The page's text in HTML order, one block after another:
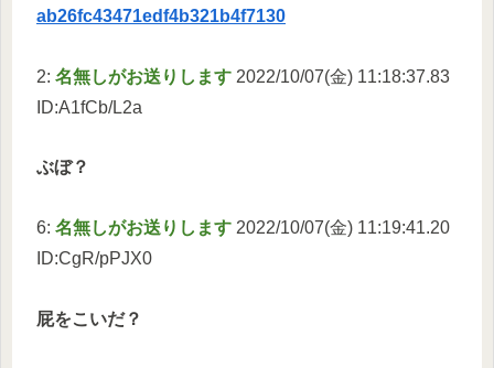
ab26fc43471edf4b321b4f7130
2: 名無しがお送りします 2022/10/07(金) 11:18:37.83
ID:A1fCb/L2a
ぶぼ？
6: 名無しがお送りします 2022/10/07(金) 11:19:41.20
ID:CgR/pPJX0
屁をこいだ？